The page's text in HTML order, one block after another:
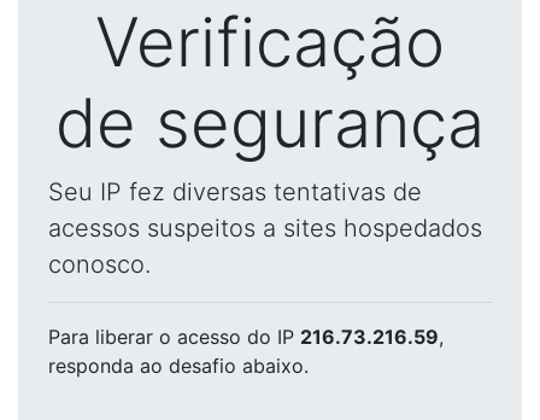
Verificação
de segurança
Seu IP fez diversas tentativas de
acessos suspeitos a sites hospedados
conosco.
Para liberar o acesso do IP 216.73.216.59,
responda ao desafio abaixo.